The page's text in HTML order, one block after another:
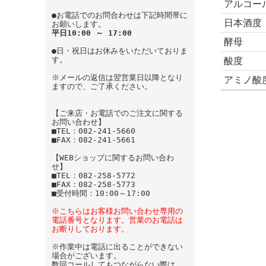
アルコー
日本酒度
酵母
酸度
アミノ酸
●お電話でのお問合わせは下記時間帯に
お願いします。
平日10:00 ～ 17:00
●日・祝日はお休みをいただいておりま
す。
※メールの返信は翌営業日以降となり
ますので、ご了承ください。
【ご来店・お電話でのご注文に関する
お問い合わせ】
■TEL：082-241-5660
■FAX：082-241-5661
【WEBショップに関するお問い合わ
せ】
■TEL：082-258-5772
■FAX：082-258-5773
■受付時間：10:00～17:00
※こちらはお客様お問い合わせ専用の
電話番号となります。営業のお電話は
お断りしております。
※作業中は電話に出ることができない
場合がございます。